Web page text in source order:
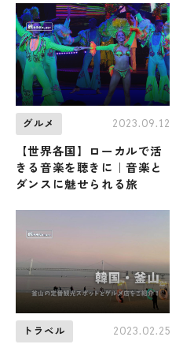
グルメ 2023.09.12
【世界各国】ローカルで活
きる音楽を聴きに｜音楽と
ダンスに魅せられる旅
トラベル 2023.02.25